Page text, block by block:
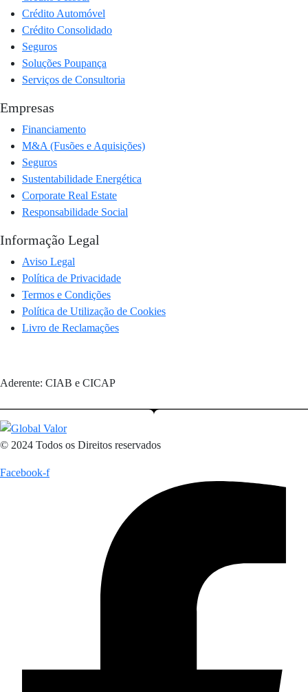
Crédito Automóvel
Crédito Consolidado
Seguros
Soluções Poupança
Serviços de Consultoria
Empresas
Financiamento
M&A (Fusões e Aquisições)
Seguros
Sustentabilidade Energética
Corporate Real Estate
Responsabilidade Social
Informação Legal
Aviso Legal
Política de Privacidade
Termos e Condições
Política de Utilização de Cookies
Livro de Reclamações
Aderente: CIAB e CICAP
© 2024 Todos os Direitos reservados
Facebook-f